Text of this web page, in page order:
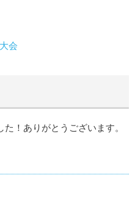
会
！ありがとうございます。